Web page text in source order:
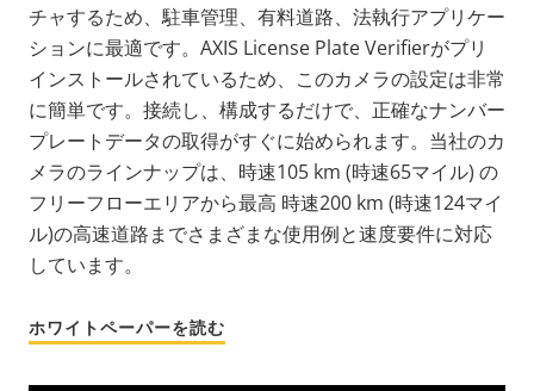
チャするため、駐車管理、有料道路、法執行アプリケー
ションに最適です。AXIS License Plate Verifierがプリ
インストールされているため、このカメラの設定は非常
に簡単です。接続し、構成するだけで、正確なナンバー
プレートデータの取得がすぐに始められます。当社のカ
メラのラインナップは、 時速105 km (時速65マイル) の
フリーフローエリアから最高 時速200 km (時速124マイ
ル)の高速道路までさまざまな使用例と速度要件に対応
しています。
ホワイトペーパーを読む